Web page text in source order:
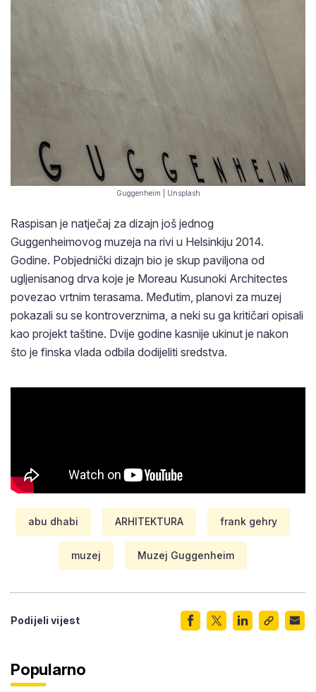
Guggenheim | Unsplash
Raspisan je natječaj za dizajn još jednog
Guggenheimovog muzeja na rivi u Helsinkiju 2014.
Godine. Pobjednički dizajn bio je skup paviljona od
ugljenisanog drva koje je Moreau Kusunoki Architectes
povezao vrtnim terasama. Međutim, planovi za muzej
pokazali su se kontroverznima, a neki su ga kritičari opisali
kao projekt taštine. Dvije godine kasnije ukinut je nakon
što je finska vlada odbila dodijeliti sredstva.
abu dhabi ARHITEKTURA frank gehry
muzej Muzej Guggenheim
Podijeli vijest
Popularno